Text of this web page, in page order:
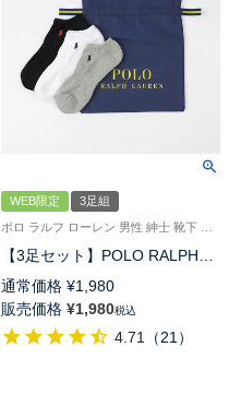
WEB限定
3足組
【3足セット】POLO RALPH
LAUREN 多色 足底パイル ワン
ポイント スニーカー丈ソックス
アーチサポート メンズ
92009602
通常価格 ¥1,980
販売価格 ¥1,980税込
4.71 （21）